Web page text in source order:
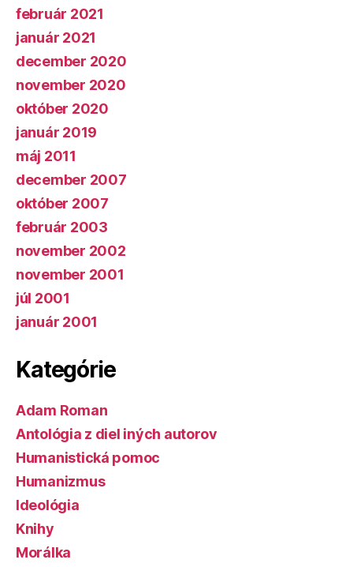
február 2021
január 2021
december 2020
november 2020
október 2020
január 2019
máj 2011
december 2007
október 2007
február 2003
november 2002
november 2001
júl 2001
január 2001
Kategórie
Adam Roman
Antológia z diel iných autorov
Humanistická pomoc
Humanizmus
Ideológia
Knihy
Morálka